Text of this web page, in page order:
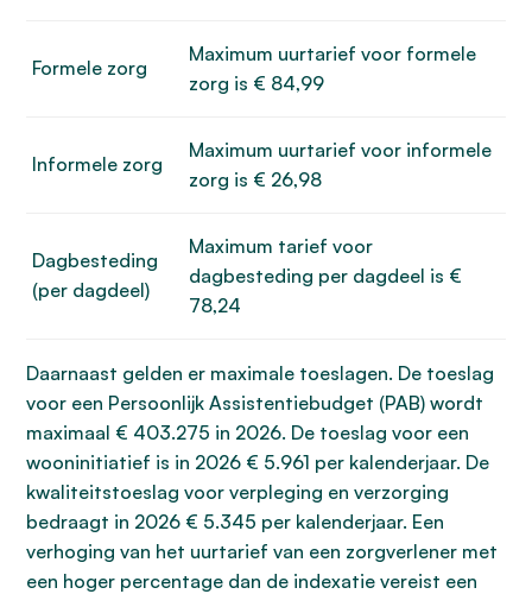
Formele zorg
Maximum uurtarief voor formele
zorg is € 84,99
Informele zorg
Maximum uurtarief voor informele
zorg is € 26,98
Dagbesteding
(per dagdeel)
Maximum tarief voor
dagbesteding per dagdeel is €
78,24
Daarnaast gelden er maximale toeslagen. De toeslag
voor een Persoonlijk Assistentiebudget (PAB) wordt
maximaal € 403.275 in 2026. De toeslag voor een
wooninitiatief is in 2026 € 5.961 per kalenderjaar. De
kwaliteitstoeslag voor verpleging en verzorging
bedraagt in 2026 € 5.345 per kalenderjaar. Een
verhoging van het uurtarief van een zorgverlener met
een hoger percentage dan de indexatie vereist een